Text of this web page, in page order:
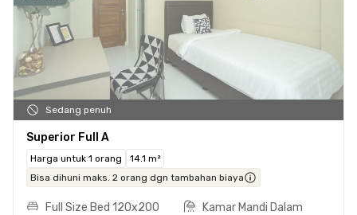
Sedang penuh
Superior Full A
Harga untuk 1 orang
14.1 m²
Bisa dihuni maks. 2 orang dgn tambahan biaya
Full Size Bed 120x200
Kamar Mandi Dalam